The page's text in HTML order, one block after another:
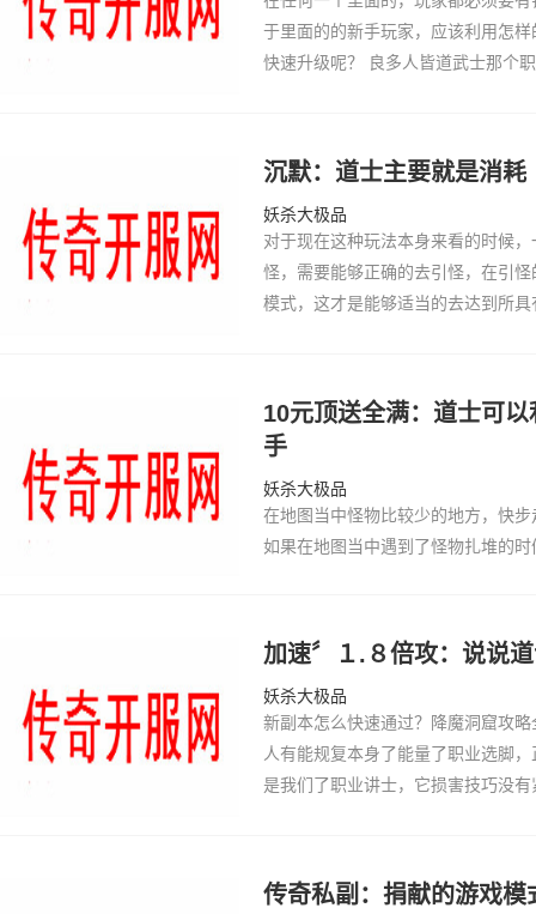
于里面的的新手玩家，应该利用怎
快速升级呢？ 良多人皆道武士那个
沉默：道士主要就是消耗
妖杀大极品
对于现在这种玩法本身来看的时候
怪，需要能够正确的去引怪，在引
模式，这才是能够适当的去达到所
10元顶送全满：道士可
手
妖杀大极品
在地图当中怪物比较少的地方，快
如果在地图当中遇到了怪物扎堆的
励，在怪物扎…
加速〞１.８倍攻：说说
妖杀大极品
新副本怎么快速通过？降魔洞窟攻
人有能规复本身了能量了职业选脚
是我们了职业讲士，它损害技巧没
传奇私副：捐献的游戏模